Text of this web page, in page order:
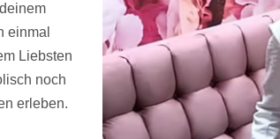
einmal
Liebsten
noch
erleben.